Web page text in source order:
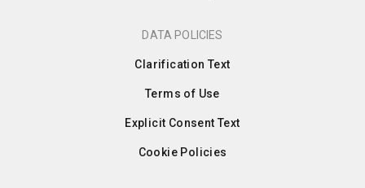
DATA POLICIES
Clarification Text
Terms of Use
Explicit Consent Text
Cookie Policies